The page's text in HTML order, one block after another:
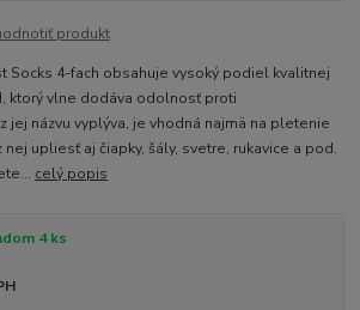
produkt
Socks 4-fach obsahuje vysoký podiel kvalitnej
ktorý vlne dodáva odolnosť proti
jej názvu vyplýva, je vhodná najmä na pletenie
upliesť aj čiapky, šály, svetre, rukavice a pod.
celý popis
4 ks